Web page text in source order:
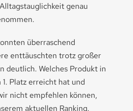
genau
überraschend
enttäuschten trotz großer
deutlich. Welches Produkt in
Platz erreicht hat und
nicht empfehlen können,
aktuellen Ranking.